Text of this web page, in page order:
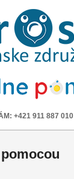
+421 911 887 010
pomocou